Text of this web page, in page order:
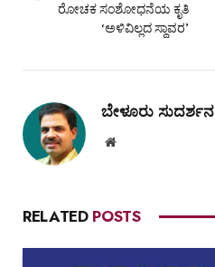
ರೋಚಕ ಸಂಶೋಧನೆಯ ಕೃತಿ
‘ಅಳಿವಿಲ್ಲದ ಸ್ಥಾವರ’
ಬೇಳೂರು ಸುದರ್ಶನ
Website
RELATED POSTS